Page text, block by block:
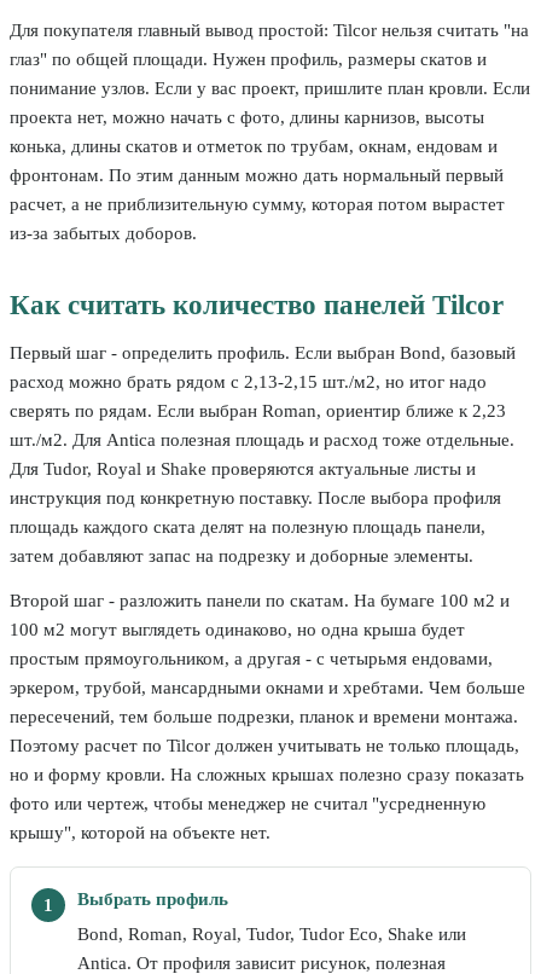
Для покупателя главный вывод простой: Tilcor нельзя считать "на
глаз" по общей площади. Нужен профиль, размеры скатов и
понимание узлов. Если у вас проект, пришлите план кровли. Если
проекта нет, можно начать с фото, длины карнизов, высоты
конька, длины скатов и отметок по трубам, окнам, ендовам и
фронтонам. По этим данным можно дать нормальный первый
расчет, а не приблизительную сумму, которая потом вырастет
из-за забытых доборов.
Как считать количество панелей Tilcor
Первый шаг - определить профиль. Если выбран Bond, базовый
расход можно брать рядом с 2,13-2,15 шт./м2, но итог надо
сверять по рядам. Если выбран Roman, ориентир ближе к 2,23
шт./м2. Для Antica полезная площадь и расход тоже отдельные.
Для Tudor, Royal и Shake проверяются актуальные листы и
инструкция под конкретную поставку. После выбора профиля
площадь каждого ската делят на полезную площадь панели,
затем добавляют запас на подрезку и доборные элементы.
Второй шаг - разложить панели по скатам. На бумаге 100 м2 и
100 м2 могут выглядеть одинаково, но одна крыша будет
простым прямоугольником, а другая - с четырьмя ендовами,
эркером, трубой, мансардными окнами и хребтами. Чем больше
пересечений, тем больше подрезки, планок и времени монтажа.
Поэтому расчет по Tilcor должен учитывать не только площадь,
но и форму кровли. На сложных крышах полезно сразу показать
фото или чертеж, чтобы менеджер не считал "усредненную
крышу", которой на объекте нет.
Выбрать профиль
Bond, Roman, Royal, Tudor, Tudor Eco, Shake или
Antica. От профиля зависит рисунок, полезная